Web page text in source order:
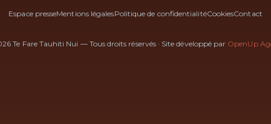
Espace presseMentions légalesPolitique de confidentialitéCookiesContact
Te Fare Tauhiti Nui — Tous droits réservés · Site développé par OpenUp